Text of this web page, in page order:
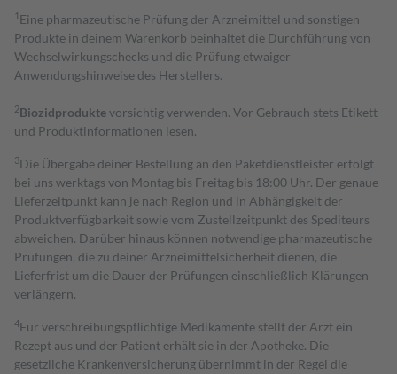
1 Eine pharmazeutische Prüfung der Arzneimittel und sonstigen
Produkte in deinem Warenkorb beinhaltet die Durchführung von
Wechselwirkungschecks und die Prüfung etwaiger
Anwendungshinweise des Herstellers.
2Biozidproduktevorsichtig verwenden. Vor Gebrauch stets Etikett
und Produktinformationen lesen.
3Die Übergabe deiner Bestellung an den Paketdienstleister erfolgt
bei uns werktags von Montag bis Freitag bis 18:00 Uhr. Der genaue
Lieferzeitpunkt kann je nach Region und in Abhängigkeit der
Produktverfügbarkeit sowie vom Zustellzeitpunkt des Spediteurs
abweichen. Darüber hinaus können notwendige pharmazeutische
Prüfungen, die zu deiner Arzneimittelsicherheit dienen, die
Lieferfrist um die Dauer der Prüfungen einschließlich Klärungen
verlängern.
4Für verschreibungspflichtige Medikamente stellt der Arzt ein
Rezept aus und der Patient erhält sie in der Apotheke. Die
gesetzliche Krankenversicherung übernimmt in der Regel die